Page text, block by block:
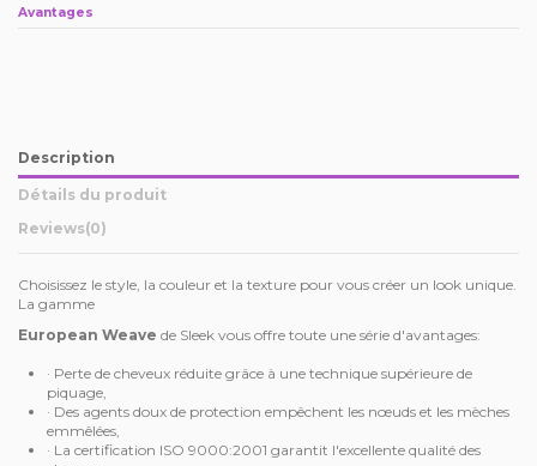
Avantages
Description
Détails du produit
Reviews(0)
Choisissez le style, la couleur et la texture pour vous créer un look unique.
La gamme
European Weave de Sleek vous offre toute une série d'avantages:
· Perte de cheveux réduite grâce à une technique supérieure de
piquage,
· Des agents doux de protection empêchent les nœuds et les mèches
emmêlées,
· La certification ISO 9000:2001 garantit l'excellente qualité des